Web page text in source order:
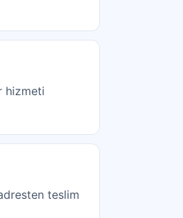
hizmeti
teslim